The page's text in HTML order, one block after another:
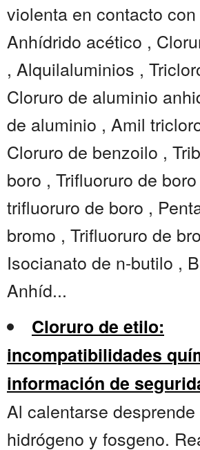
violenta en contacto con
Anhídrido acético ,
, Alquilaluminios ,
Cloruro de aluminio
de aluminio , Amil
Cloruro de benzoilo ,
boro , Trifluoruro de
trifluoruro de boro ,
bromo , Trifluoruro de
Isocianato de n-butilo ,
Anhíd...
Cloruro de etilo:
incompatibilidades
información de
Al calentarse
hidrógeno y fosgeno.